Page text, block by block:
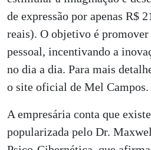
de expressão por apenas R$
reais). O objetivo é
pessoal, incentivando a
no dia a dia. Para mais
o site oficial de Mel Campos.
A empresária conta que
popularizada pelo Dr.